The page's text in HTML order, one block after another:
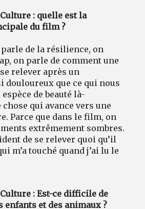
: quelle est la
du film ?
de la résilience, on
on parle de comment une
relever après un
douloureux que ce qui nous
de beauté là-
chose qui avance vers une
Parce que dans le film, on
extrêmement sombres.
de se relever quoi qu’il
m’a touché quand j’ai lu le
Culture : Est-ce difficile de
enfants et des animaux ?